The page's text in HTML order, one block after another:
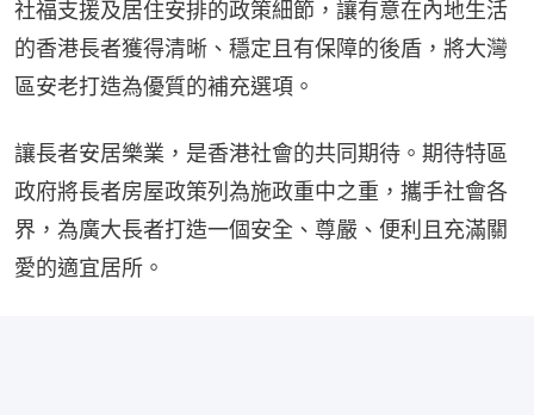
社福支援及居住安排的政策細節，讓有意在內地生活
的香港長者獲得清晰、穩定且有保障的後盾，將大灣
區安老打造為優質的補充選項。
讓長者安居樂業，是香港社會的共同期待。期待特區
政府將長者房屋政策列為施政重中之重，攜手社會各
界，為廣大長者打造一個安全、尊嚴、便利且充滿關
愛的適宜居所。